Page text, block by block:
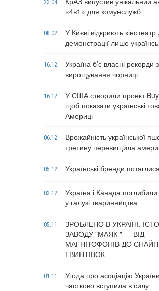
23.04
«4в1» для комунслужб
08.02
У Києві відкриють кінотеатр
демонстрації лише
16.12
Україна б’є власні рекорди з
вирощування чорниці
16.12
У США створили проект
щоб показати українські
Америці
06.12
Врожайність української
третину перевищила
05.12 Українські бренди
03.12
Україна і Канада
у галузі тваринництва
05.11
ЗРОБЛЕНО В УКРАЇНІ.
ЗАВОДУ "МАЯК " — ВІД
МАГНІТОФОНІВ ДО
ГВИНТІВОК
01.11
Угода про асоціацію
частково вступила в силу